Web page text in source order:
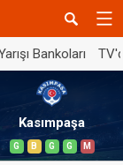
Bankoları
Kasımpaşa
G B G G M